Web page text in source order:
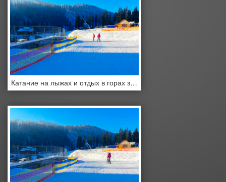
Катание на лыжах и отдых в горах зимой